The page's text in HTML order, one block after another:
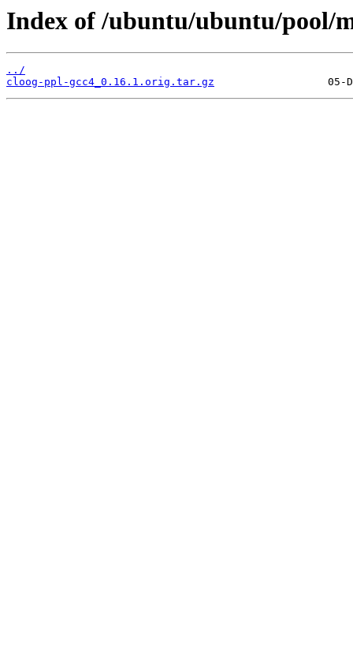
Index of /ubuntu/ubuntu/pool/
../
cloog-ppl-gcc4_0.16.1.orig.tar.gz